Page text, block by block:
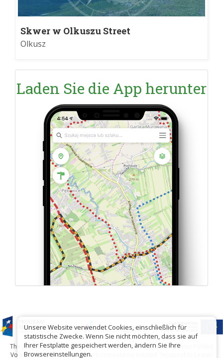
Skwer w Olkuszu Street
Olkusz
Laden Sie die App herunter
The project has been carried out with financial support of Lesser Poland
Voivodship within tourist offers competition entitled "Hospitable Lesser
Unsere Website verwendet Cookies, einschließlich für
statistische Zwecke. Wenn Sie nicht möchten, dass sie auf
Ihrer Festplatte gespeichert werden, ändern Sie Ihre
Browsereinstellungen.